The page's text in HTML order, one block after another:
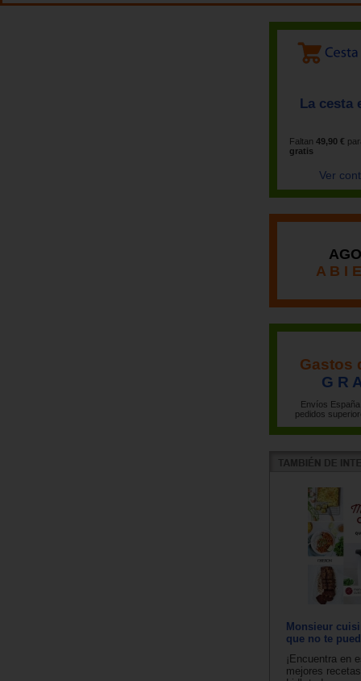
La cesta
Faltan 49,90 €
gratis
Ver
A B I
Gastos
G R
Envíos
pedidos
Monsieur
que no te
¡Encuentra en
mejores